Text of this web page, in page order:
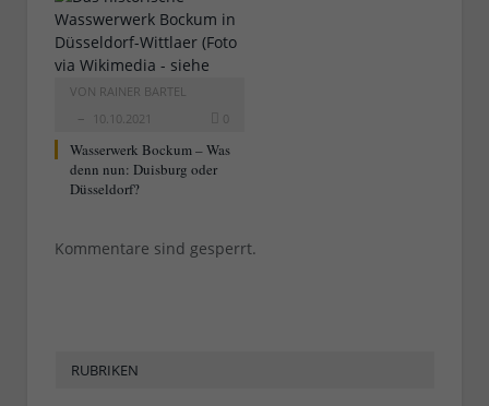
VON RAINER BARTEL
10.10.2021
0
Wasserwerk Bockum – Was
denn nun: Duisburg oder
Düsseldorf?
Kommentare sind gesperrt.
RUBRIKEN